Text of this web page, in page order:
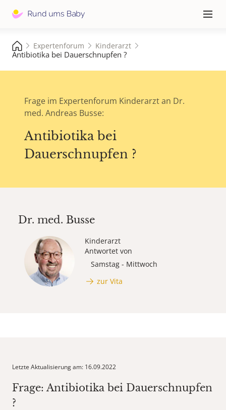
≡
Expertenforum Kinderarzt
Antibiotika bei Dauerschnupfen ?
Frage im Expertenforum Kinderarzt an Dr.
med. Andreas Busse:
Antibiotika bei
Dauerschnupfen ?
Dr. med. Busse
Kinderarzt
Antwortet von
Samstag - Mittwoch
zur Vita
Letzte Aktualisierung am: 16.09.2022
Frage: Antibiotika bei Dauerschnupfen
?